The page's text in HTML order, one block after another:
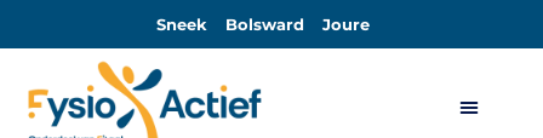
Sneek Bolsward Joure